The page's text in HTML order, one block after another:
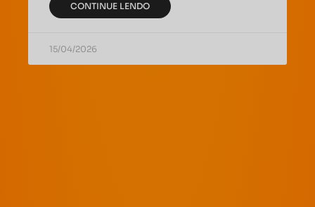
CONTINUE LENDO
15/04/2026